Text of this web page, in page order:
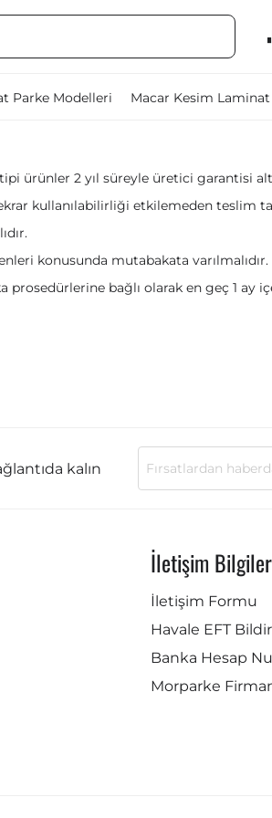
Parke Modelleri Macar Kesim
ürünler 2 yıl süreyle üretici garantisi
kullanılabilirliği etkilemeden teslim
konusunda mutabakata varılmalıdır.
prosedürlerine bağlı olarak en geç 1
kalın
İletişim
İletişim Formu
Havale EFT
Banka Hesap
Morparke